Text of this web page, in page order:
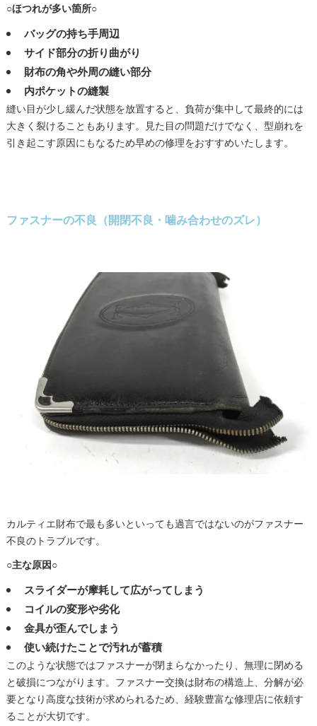
○ほつれが多い箇所○
バッグの持ち手周辺
サイド部分の折り曲がり
財布の角や外周の縫い部分
内ポケットの縫製
縫い目が少し緩んだ状態を放置すると、負荷が集中して最終的には
大きく裂けることもあります。見た目の問題だけでなく、型崩れを
引き起こす原因にもなるため早めの修理をおすすめいたします。
ファスナーの不良（開閉不良・噛み合わせのズレ）
カルティエ財布で最も多いといっても過言ではないのがファスナー
不良のトラブルです。
○主な原因○
スライダーが摩耗して広がってしまう
コイルの変形や劣化
金具が歪んでしまう
使い続けたことで汚れが蓄積
このような状態ではファスナーが閉まらなかったり、無理に閉める
と破損につながります。ファスナー交換は財布の構造上、分解が必
要となり高度な技術が求められるため、経験豊富な修理店に依頼す
ることが大切です。